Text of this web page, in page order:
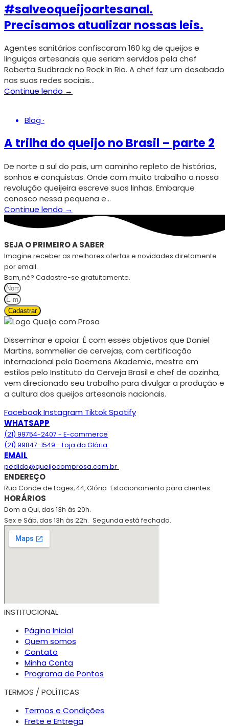
#salveoqueijoartesanal.
Precisamos atualizar nossas leis.
Agentes sanitários confiscaram 160 kg de queijos e
linguiças artesanais que seriam servidos pela chef
Roberta Sudbrack no Rock In Rio. A chef faz um desabado
nas suas redes sociais…
Continue lendo →
Blog·
A trilha do queijo no Brasil – parte 2
De norte a sul do pais, um caminho repleto de histórias,
sonhos e conquistas. Onde com muito trabalho a nossa
revolução queijeira escreve suas linhas. Embarque
conosco nessa pequena e…
Continue lendo →
SEJA O PRIMEIRO A SABER
Imagine receber as melhores ofertas e novidades diretamente
por email.
Bom, né? Cadastre-se gratuitamente.
Cadastrar
Disseminar e apoiar. É com esses objetivos que Daniel
Martins, sommelier de cervejas, com certificação
internacional pela Doemens Akademie, mestre em
estilos pelo Instituto da Cerveja Brasil e chef de cozinha,
vem direcionado seu trabalho para divulgar a produção e
a cultura dos queijos artesanais nacionais.
FacebookInstagram TiktokSpotify
WHATSAPP
(21) 99754-2407 - E-commerce
(21) 99847-1549 - Loja da Glória
EMAIL
pedido@queijocomprosa.com.br
ENDEREÇO
Rua Conde de Lages, 44, Glória Estacionamento para clientes.
HORÁRIOS
Dom a Qui, das 13h às 20h.
Sex e Sáb, das 13h às 22h. Segunda está fechado.
INSTITUCIONAL
Página Inicial
Quem somos
Contato
Minha Conta
Programa de Pontos
TERMOS / POLÍTICAS
Termos e Condições
Frete e Entrega